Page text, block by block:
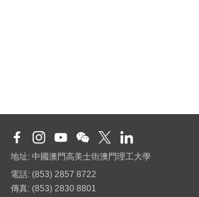
地址: 中國澳門高美士街澳門理工大學
電話: (853) 2857 8722
傳真: (853) 2830 8801